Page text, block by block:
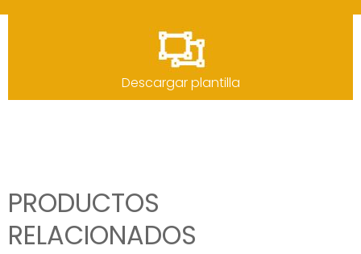
Descargar plantilla
PRODUCTOS
RELACIONADOS